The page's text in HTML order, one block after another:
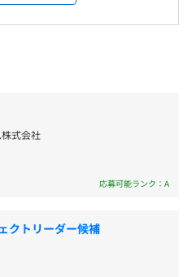
する成果をもとに年間考課が
給が行われます。当社には年
：屋内原則禁煙（喫煙室あ
になる場合もございます
間／月
式会社
応募可能ランク：A
クトリーダー候補